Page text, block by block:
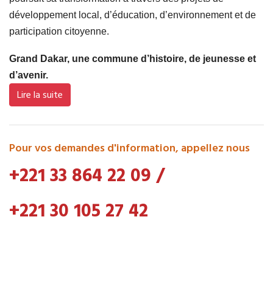
développement local, d’éducation, d’environnement et de
participation citoyenne.
Grand Dakar, une commune d’histoire, de jeunesse et
d’avenir.
Lire la suite
Pour vos demandes d'information, appellez nous
+221 33 864 22 09/
+221 30 105 27 42